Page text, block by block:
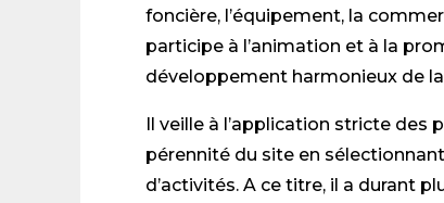
foncière, l’équipement, la
participe à l’animation et à la
développement harmonieux de
Il veille à l’application stricte des
pérennité du site en
d’activités. A ce titre, il a durant